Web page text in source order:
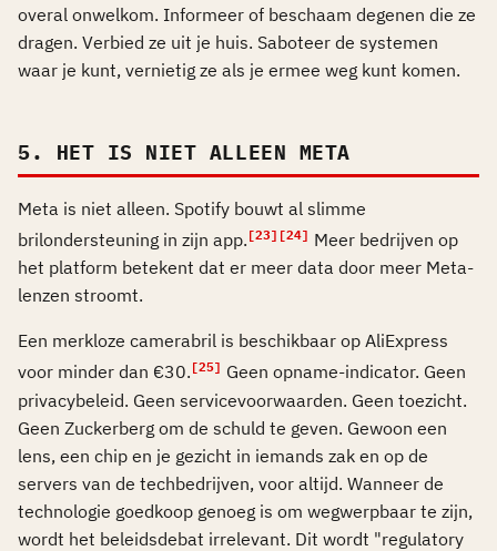
overal onwelkom. Informeer of beschaam degenen die ze
dragen. Verbied ze uit je huis. Saboteer de systemen
waar je kunt, vernietig ze als je ermee weg kunt komen.
5. HET IS NIET ALLEEN META
Meta is niet alleen. Spotify bouwt al slimme
brilondersteuning in zijn app. [23] [24] Meer bedrijven op
het platform betekent dat er meer data door meer Meta-
lenzen stroomt.
Een merkloze camerabril is beschikbaar op AliExpress
voor minder dan €30. [25] Geen opname-indicator. Geen
privacybeleid. Geen servicevoorwaarden. Geen toezicht.
Geen Zuckerberg om de schuld te geven. Gewoon een
lens, een chip en je gezicht in iemands zak en op de
servers van de techbedrijven, voor altijd. Wanneer de
technologie goedkoop genoeg is om wegwerpbaar te zijn,
wordt het beleidsdebat irrelevant. Dit wordt "regulatory